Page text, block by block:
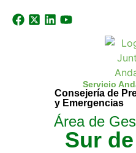
Servicio
Consejería de
y Emergencias
Área de
Sur